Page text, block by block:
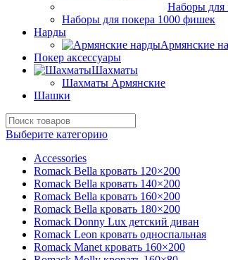
Наборы для
Наборы для покера 1000 фишек
Нарды
Армянские
Покер аксессуары
Шахматы
Шахматы Армянские
Шашки
Выберите категорию
Accessories
Romack Bella кровать 120×200
Romack Bella кровать 140×200
Romack Bella кровать 160×200
Romack Bella кровать 180×200
Romack Donny Lux детский диван
Romack Leon кровать односпальная
Romack Manet кровать 160×200